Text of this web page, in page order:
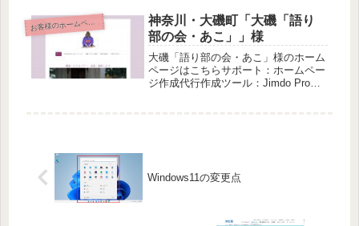
す。主力商品のトイレと給湯器のホー
ムページを作成代行させていた...
お
客様のホームページ
神奈川・大磯町「大磯「語り
部の会・あこ」」様
大磯「語り部の会・あこ」様のホーム
ページはこちらサポート：ホームペー
ジ作成代行作成ツール：Jimdo Pro大
Windows11の変更点